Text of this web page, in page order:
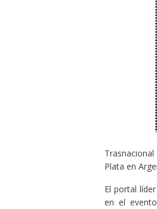
Plata en
El portal
en el